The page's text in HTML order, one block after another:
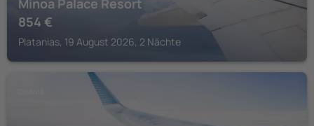
Minoa Palace Resort
854 €
Platanias, 19 August 2026, 2 Nächte